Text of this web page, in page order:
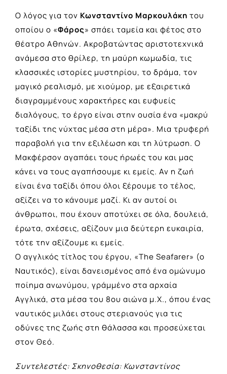
Ο λόγος για τον Κωνσταντίνο Μαρκουλάκη του
οποίου ο «Φάρος» σπάει ταμεία και φέτος στο
θέατρο Αθηνών. Ακροβατώντας αριστοτεχνικά
ανάμεσα στο θρίλερ, τη μαύρη κωμωδία, τις
κλασσικές ιστορίες μυστηρίου, το δράμα, τον
μαγικό ρεαλισμό, με χιούμορ, με εξαιρετικά
διαγραμμένους χαρακτήρες και ευφυείς
διαλόγους, το έργο είναι στην ουσία ένα «μακρύ
ταξίδι της νύχτας μέσα στη μέρα». Mια τρυφερή
παραβολή για την εξιλέωση και τη λύτρωση. Ο
Μακφέρσον αγαπάει τους ήρωές του και μας
κάνει να τους αγαπήσουμε κι εμείς. Αν η ζωή
είναι ένα ταξίδι όπου όλοι ξέρουμε το τέλος,
αξίζει να το κάνουμε μαζί. Κι αν αυτοί οι
άνθρωποι, που έχουν αποτύχει σε όλα, δουλειά,
έρωτα, σχέσεις, αξίζουν μια δεύτερη ευκαιρία,
τότε την αξίζουμε κι εμείς.
Ο αγγλικός τίτλος του έργου, «The Seafarer» (ο
Ναυτικός), είναι δανεισμένος από ένα ομώνυμο
ποίημα ανωνύμου, γράμμένο στα αρχαία
Αγγλικά, στα μέσα του 8ου αιώνα μ.Χ., όπου ένας
ναυτικός μιλάει στους στεριανούς για τις
οδύνες της ζωής στη θάλασσα και προσεύχεται
στον Θεό.
Συντελεστές: Σκηνοθεσία: Κωνσταντίνος